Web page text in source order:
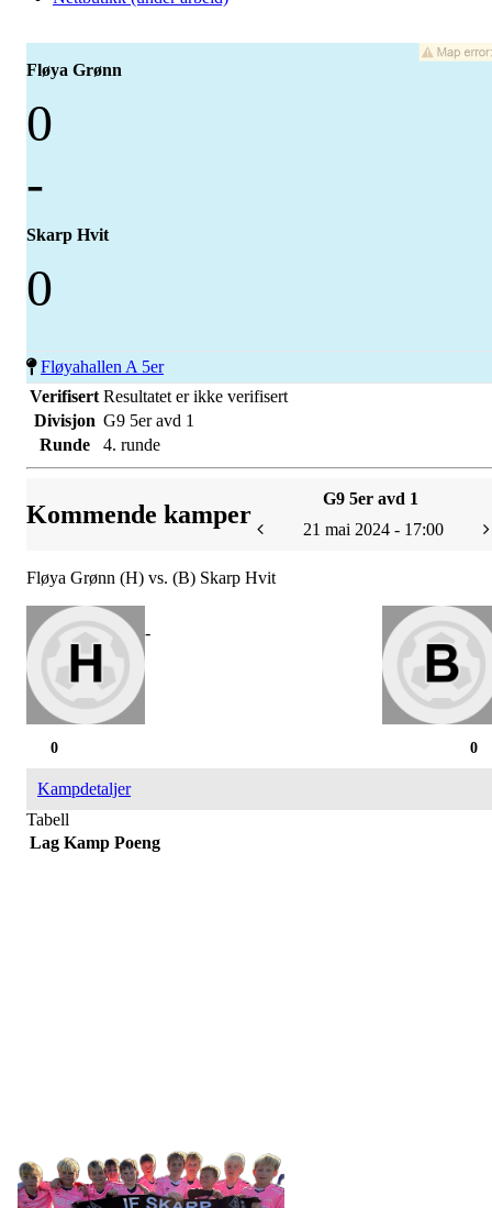
Fløya Grønn
0
-
Skarp Hvit
0
Fløyahallen A 5er
Verifisert Resultatet er ikke verifisert
Divisjon G9 5er avd 1
Runde
4. runde
Kommende kamper
G9 5er avd 1
21 mai 2024 - 17:00
Fløya Grønn (H) vs. (B) Skarp Hvit
-
0
0
Kampdetaljer
Tabell
Lag Kamp Poeng